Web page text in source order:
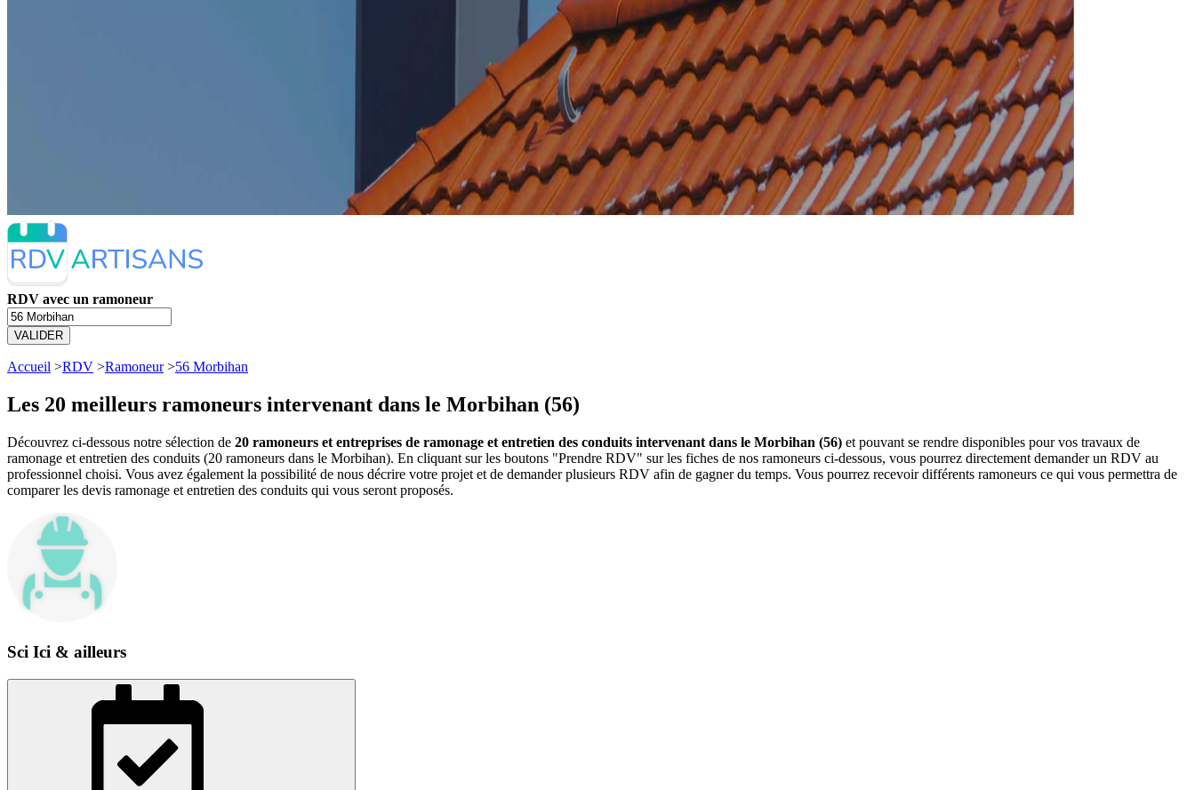
RDV avec un ramoneur
VALIDER
Accueil >RDV >Ramoneur>56 Morbihan
Les 20 meilleurs ramoneurs intervenant dans le Morbihan (56)
Découvrez ci-dessous notre sélection de 20 ramoneurs et entreprises de ramonage et entretien des conduits intervenant dans le Morbihan (56) et pouvant se rendre disponibles pour vos travaux de
ramonage et entretien des conduits (20 ramoneurs dans le Morbihan). En cliquant sur les boutons "Prendre RDV" sur les fiches de nos ramoneurs ci-dessous, vous pourrez directement demander un RDV au
professionnel choisi. Vous avez également la possibilité de nous décrire votre projet et de demander plusieurs RDV afin de gagner du temps. Vous pourrez recevoir différents ramoneurs ce qui vous permettra de
comparer les devis ramonage et entretien des conduits qui vous seront proposés.
Sci Ici & ailleurs